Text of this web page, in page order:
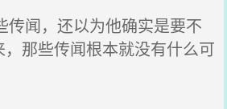
闻，还以为他确实是要不
那些传闻根本就没有什么可